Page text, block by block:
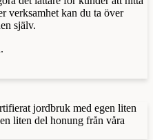
verksamhet kan du ta över
själv.
jordbruk med egen liten
liten del honung från våra